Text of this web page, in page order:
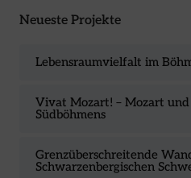
Neueste Projekte
Lebensraumvielfalt im
Vivat Mozart! – Mozart
Südböhmens
Grenzüberschreitende
Schwarzenbergischen